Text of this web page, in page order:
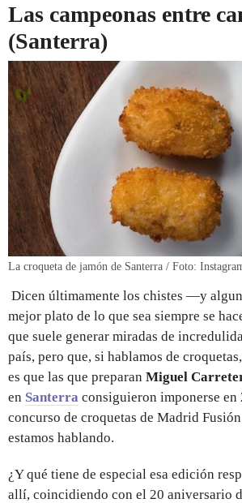
Las campeonas entre
(Santerra)
La croqueta de jamón de Santerra / Foto:
Dicen últimamente los chistes —y
mejor plato de lo que sea siempre se
que suele generar miradas de
país, pero que, si hablamos de
es que las que preparan Miguel
en Santerra consiguieron imponerse en
concurso de croquetas de Madrid
estamos hablando.
¿Y qué tiene de especial esa edición
allí, coincidiendo con el 20 aniversario